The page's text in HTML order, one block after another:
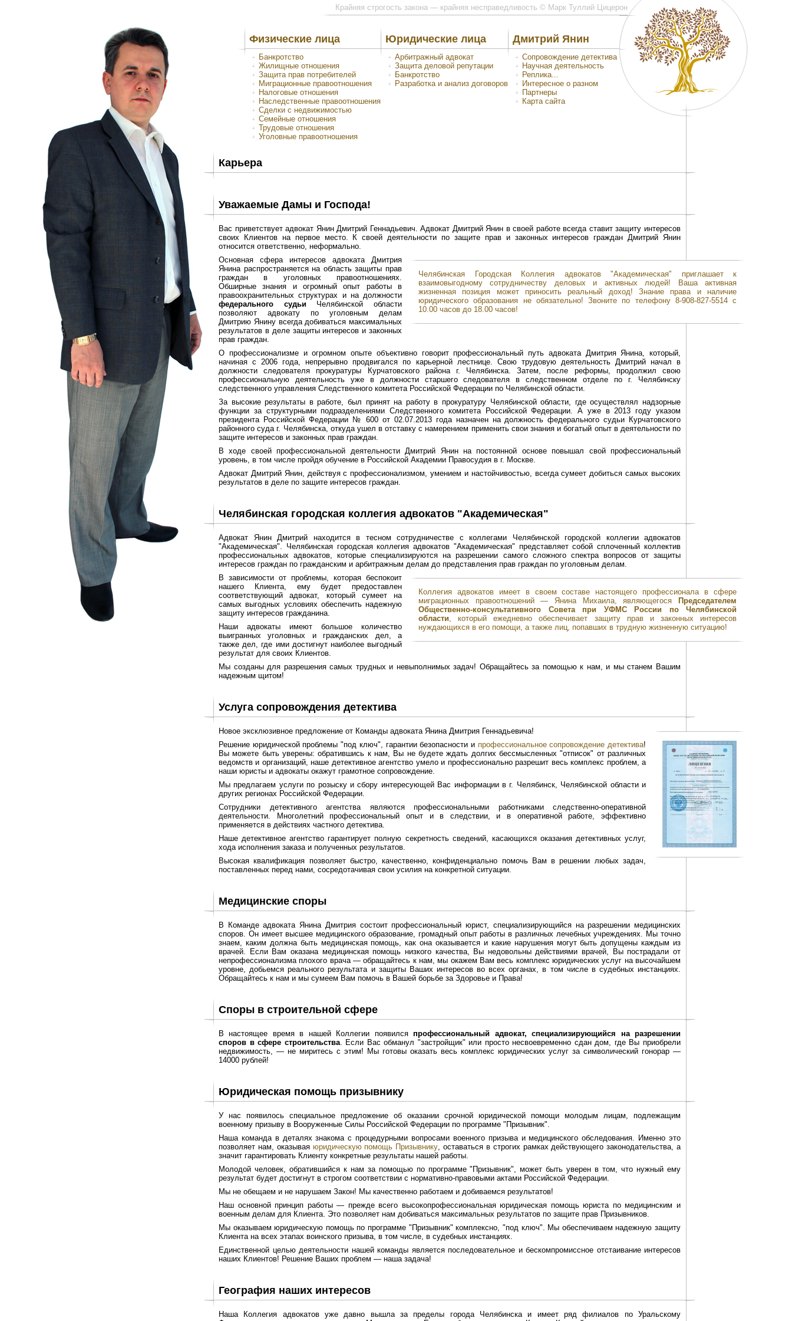
Крайняя строгость закона — крайняя несправедливость © Марк Туллий Цицерон
Дмитрий Янин
Сопровождение детектива
Научная деятельность
Реплика...
Интересное о разном
Партнеры
Карта сайта
Юридические лица
Арбитражный адвокат
Защита деловой репутации
Банкротство
Разработка и анализ договоров
Физические лица
Банкротство
Жилищные отношения
Защита прав потребителей
Миграционные правоотношения
Налоговые отношения
Наследственные правоотношения
Сделки с недвижимостью
Семейные отношения
Трудовые отношения
Уголовные правоотношения
Карьера
Уважаемые Дамы и Господа!
Вас приветствует адвокат Янин Дмитрий Геннадьевич. Адвокат Дмитрий Янин в своей работе всегда ставит защиту интересов
своих Клиентов на первое место. К своей деятельности по защите прав и законных интересов граждан Дмитрий Янин
относится ответственно, неформально.
Челябинская Городская Коллегия адвокатов "Академическая" приглашает к
взаимовыгодному сотрудничеству деловых и активных людей! Ваша активная
жизненная позиция может приносить реальный доход! Знание права и наличие
юридического образования не обязательно! Звоните по телефону 8-908-827-5514 с
10.00 часов до 18.00 часов!
Основная сфера интересов адвоката Дмитрия
Янина распространяется на область защиты прав
граждан в уголовных правоотношениях.
Обширные знания и огромный опыт работы в
правоохранительных структурах и на должности
федерального судьиЧелябинской области
позволяют адвокату по уголовным делам
Дмитрию Янину всегда добиваться максимальных
результатов в деле защиты интересов и законных
прав граждан.
О профессионализме и огромном опыте объективно говорит профессиональный путь адвоката Дмитрия Янина, который,
начиная с 2006 года, непрерывно продвигался по карьерной лестнице. Свою трудовую деятельность Дмитрий начал в
должности следователя прокуратуры Курчатовского района г. Челябинска. Затем, после реформы, продолжил свою
профессиональную деятельность уже в должности старшего следователя в следственном отделе по г. Челябинску
следственного управления Следственного комитета Российской Федерации по Челябинской области.
За высокие результаты в работе, был принят на работу в прокуратуру Челябинской области, где осуществлял надзорные
функции за структурными подразделениями Следственного комитета Российской Федерации. А уже в 2013 году указом
президента Российской Федерации № 600 от 02.07.2013 года назначен на должность федерального судьи Курчатовского
районного суда г. Челябинска, откуда ушел в отставку с намерением применить свои знания и богатый опыт в деятельности по
защите интересов и законных прав граждан.
В ходе своей профессиональной деятельности Дмитрий Янин на постоянной основе повышал свой профессиональный
уровень, в том числе пройдя обучение в Российской Академии Правосудия в г. Москве.
Адвокат Дмитрий Янин, действуя с профессионализмом, умением и настойчивостью, всегда сумеет добиться самых высоких
результатов в деле по защите интересов граждан.
Челябинская городская коллегия адвокатов "Академическая"
Адвокат Янин Дмитрий находится в тесном сотрудничестве с коллегами Челябинской городской коллегии адвокатов
"Академическая". Челябинская городская коллегия адвокатов "Академическая" представляет собой сплоченный коллектив
профессиональных адвокатов, которые специализируются на разрешении самого сложного спектра вопросов от защиты
интересов граждан по гражданским и арбитражным делам до представления прав граждан по уголовным делам.
Коллегия адвокатов имеет в своем составе настоящего профессионала в сфере
миграционных правоотношений — Янина Михаила, являющегося
Председателем
Общественно-консультативного Совета при УФМС России по Челябинской
области, который ежедневно обеспечивает защиту прав и законных интересов
нуждающихся в его помощи, а также лиц, попавших в трудную жизненную ситуацию!
В зависимости от проблемы, которая беспокоит
нашего Клиента, ему будет предоставлен
соответствующий адвокат, который сумеет на
самых выгодных условиях обеспечить надежную
защиту интересов гражданина.
Наши адвокаты имеют большое количество
выигранных уголовных и гражданских дел, а
также дел, где ими достигнут наиболее выгодный
результат для своих Клиентов.
Мы созданы для разрешения самых трудных и невыполнимых задач! Обращайтесь за помощью к нам, и мы станем Вашим
надежным щитом!
Услуга сопровождения детектива
Новое эксклюзивное предложение от Команды адвоката Янина Дмитрия Геннадьевича!
Решение юридической проблемы "под ключ", гарантии безопасности и профессиональное сопровождение детектива!
Вы можете быть уверены: обратившись к нам, Вы не будете ждать долгих бессмысленных "отписок" от различных
ведомств и организаций, наше детективное агентство умело и профессионально разрешит весь комплекс проблем, а
наши юристы и адвокаты окажут грамотное сопровождение.
Мы предлагаем услуги по розыску и сбору интересующей Вас информации в г. Челябинск, Челябинской области и
других регионах Российской Федерации.
Сотрудники детективного агентства являются профессиональными работниками следственно-оперативной
деятельности. Многолетний профессиональный опыт и в следствии, и в оперативной работе, эффективно
применяется в действиях частного детектива.
Наше детективное агентство гарантирует полную секретность сведений, касающихся оказания детективных услуг,
хода исполнения заказа и полученных результатов.
Высокая квалификация позволяет быстро, качественно, конфиденциально помочь Вам в решении любых задач,
поставленных перед нами, сосредотачивая свои усилия на конкретной ситуации.
Медицинские споры
В Команде адвоката Янина Дмитрия состоит профессиональный юрист, специализирующийся на разрешении медицинских
споров. Он имеет высшее медицинского образование, громадный опыт работы в различных лечебных учреждениях. Мы точно
знаем, каким должна быть медицинская помощь, как она оказывается и какие нарушения могут быть допущены каждым из
врачей. Если Вам оказана медицинская помощь низкого качества, Вы недовольны действиями врачей, Вы пострадали от
непрофессионализма плохого врача — обращайтесь к нам, мы окажем Вам весь комплекс юридических услуг на высочайшем
уровне, добьемся реального результата и защиты Ваших интересов во всех органах, в том числе в судебных инстанциях.
Обращайтесь к нам и мы сумеем Вам помочь в Вашей борьбе за Здоровье и Права!
Споры в строительной сфере
В настоящее время в нашей Коллегии появилсяпрофессиональный адвокат, специализирующийся на разрешении
споров в сфере строительства. Если Вас обманул "застройщик" или просто несвоевременно сдан дом, где Вы приобрели
недвижимость, — не миритесь с этим! Мы готовы оказать весь комплекс юридических услуг за символический гонорар —
14000 рублей!
Юридическая помощь призывнику
У нас появилось специальное предложение об оказании срочной юридической помощи молодым лицам, подлежащим
военному призыву в Вооруженные Силы Российской Федерации по программе "Призывник".
Наша команда в деталях знакома с процедурными вопросами военного призыва и медицинского обследования. Именно это
позволяет нам, оказывая юридическую помощь Призывнику, оставаться в строгих рамках действующего законодательства, а
значит гарантировать Клиенту конкретные результаты нашей работы.
Молодой человек, обратившийся к нам за помощью по программе "Призывник", может быть уверен в том, что нужный ему
результат будет достигнут в строгом соответствии с нормативно-правовыми актами Российской Федерации.
Мы не обещаем и не нарушаем Закон! Мы качественно работаем и добиваемся результатов!
Наш основной принцип работы — прежде всего высокопрофессиональная юридическая помощь юриста по медицинским и
военным делам для Клиента. Это позволяет нам добиваться максимальных результатов по защите прав Призывников.
Мы оказываем юридическую помощь по программе "Призывник" комплексно, "под ключ". Мы обеспечиваем надежную защиту
Клиента на всех этапах воинского призыва, в том числе, в судебных инстанциях.
Единственной целью деятельности нашей команды является последовательное и бескомпромиссное отстаивание интересов
наших Клиентов! Решение Ваших проблем — наша задача!
География наших интересов
Наша Коллегия адвокатов уже давно вышла за пределы города Челябинска и имеет ряд филиалов по Уральскому